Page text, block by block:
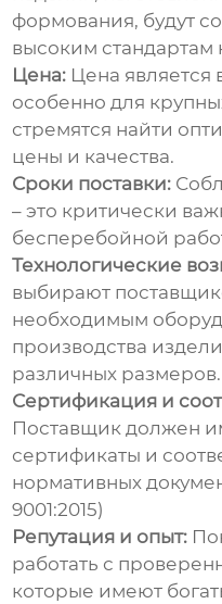
формования, будут
высоким стандартам
Цена: Цена
особенно для
стремятся найти
цены и качества.
Сроки поставки:
– это критически
бесперебойной
Технологические
выбирают
необходимым
производства
различных размеров.
Сертификация и
Поставщик должен
сертификаты и
нормативных
9001:2015)
Репутация и опыт:
работать с
которые имеют